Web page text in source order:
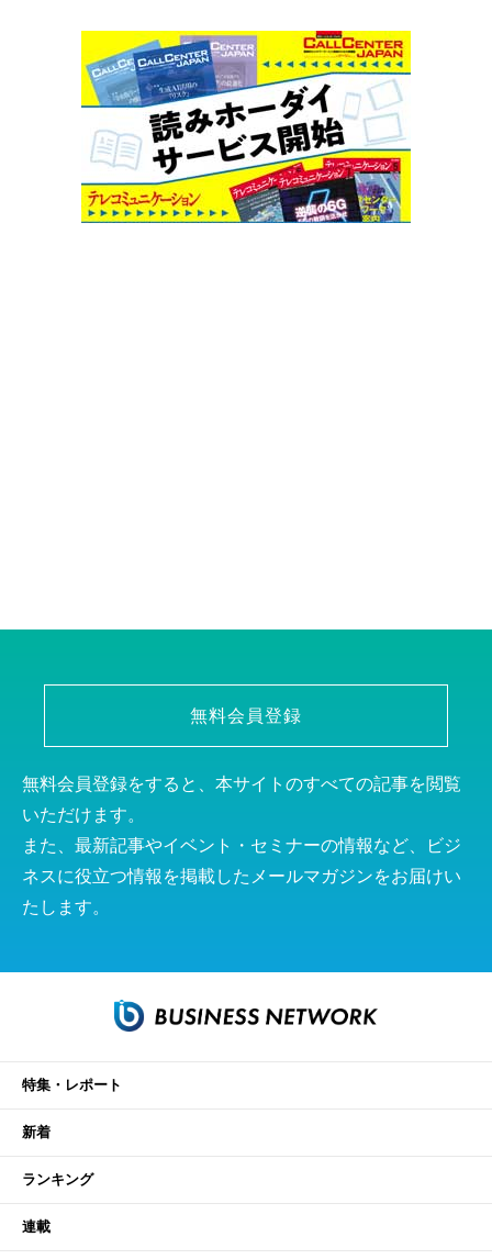
無料会員登録
無料会員登録をすると、本サイトのすべての記事を閲覧
いただけます。
また、最新記事やイベント・セミナーの情報など、ビジ
ネスに役立つ情報を掲載したメールマガジンをお届けい
たします。
特集・レポート
新着
ランキング
連載